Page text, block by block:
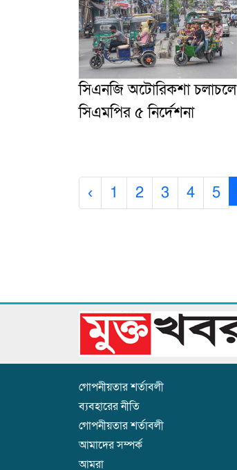
সিএনজি অটোরিকশা চলাচলে
সিএমপির ৫ নির্দেশনা
‹ 1 2 3 4 5
গোপনীয়তার শর্তাবলী
ব্যবহারের নীতি
গোপনীয়তার শর্তাবলী
আমাদের সম্পর্ক
আমরা